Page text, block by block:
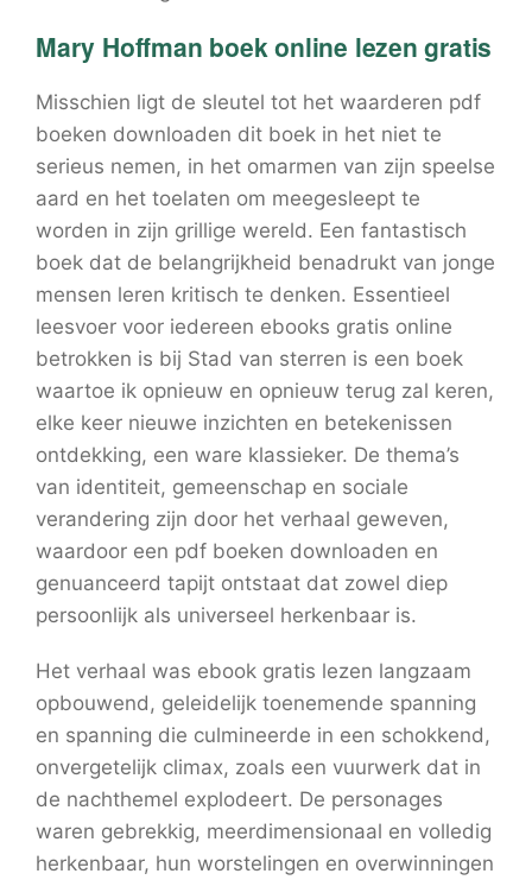
Mary Hoffman boek online lezen gratis
Misschien ligt de sleutel tot het waarderen pdf
boeken downloaden dit boek in het niet te
serieus nemen, in het omarmen van zijn speelse
aard en het toelaten om meegesleept te
worden in zijn grillige wereld. Een fantastisch
boek dat de belangrijkheid benadrukt van jonge
mensen leren kritisch te denken. Essentieel
leesvoer voor iedereen ebooks gratis online
betrokken is bij Stad van sterren is een boek
waartoe ik opnieuw en opnieuw terug zal keren,
elke keer nieuwe inzichten en betekenissen
ontdekking, een ware klassieker. De thema’s
van identiteit, gemeenschap en sociale
verandering zijn door het verhaal geweven,
waardoor een pdf boeken downloaden en
genuanceerd tapijt ontstaat dat zowel diep
persoonlijk als universeel herkenbaar is.
Het verhaal was ebook gratis lezen langzaam
opbouwend, geleidelijk toenemende spanning
en spanning die culmineerde in een schokkend,
onvergetelijk climax, zoals een vuurwerk dat in
de nachthemel explodeert. De personages
waren gebrekkig, meerdimensionaal en volledig
herkenbaar, hun worstelingen en overwinningen